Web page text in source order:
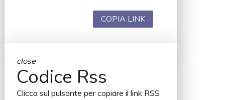
COPIA LINK
close
Codice Rss
Clicca sul pulsante per copiare il link RSS